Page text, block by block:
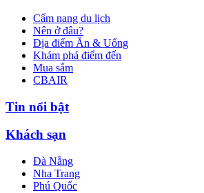
Cẩm nang du lịch
Nên ở đâu?
Địa điểm Ăn & Uống
Khám phá điểm đến
Mua sắm
CBAIR
Tin nổi bật
Khách sạn
Đà Nẵng
Nha Trang
Phú Quốc